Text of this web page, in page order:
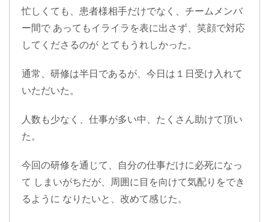
忙しくても、患者様相手だけでなく、チームメンバ
ー間で あってもイライラを表に出さず、笑顔で対応
してくださるのが とてもうれしかった。
通常、研修は半日であるが、今日は１日受け入れて
いただいた。
人数も少なく、仕事が多い中、たくさん助けて頂い
た。
今回の研修を通じて、自分の仕事だけに必死になっ
て しまいがちだが、周囲に目を向けて気配りをでき
るように なりたいと、改めて感じた。